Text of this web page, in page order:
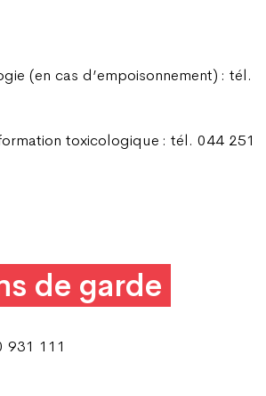
(en cas d’empoisonnement) : tél.
toxicologique : tél. 044 251
de garde
931 111